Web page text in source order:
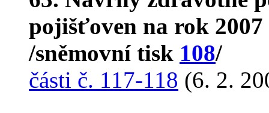
pojišťoven na rok
/sněmovní tisk 108/
části č. 117-118 (6. 2.